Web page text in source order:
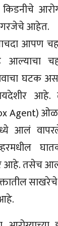
गरजेचे आहेत.
आपण
घटक
Agent)
आलं
आहे. तसेच
साखरेचे